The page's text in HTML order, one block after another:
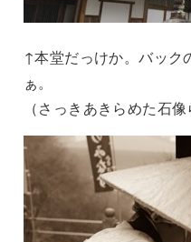
↑本堂だっけか。バック
ぁ。
（さっきあきらめた石